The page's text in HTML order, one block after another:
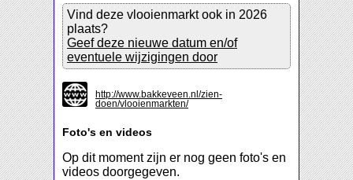
Vind deze vlooienmarkt ook in 2026
plaats?
Geef deze nieuwe datum en/of
eventuele wijzigingen door
http://www.bakkeveen.nl/zien-
doen/vlooienmarkten/
Foto's en videos
Op dit moment zijn er nog geen foto's en
videos doorgegeven.